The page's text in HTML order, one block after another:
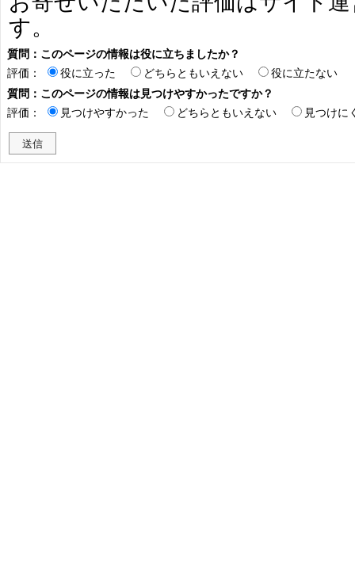
す。
質問：このページの情報は役に立ちましたか？
評価：
役に立った どちらともいえない
役に立たない
質問：このページの情報は見つけやすかったですか？
評価：
見つけやすかった どちらともいえない 見つけに